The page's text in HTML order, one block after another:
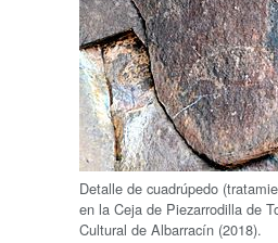
Detalle de cuadrúpedo
en la Ceja de Piezarrodilla de
Cultural de Albarracín (2018).